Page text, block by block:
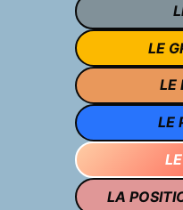
LE
LE
LE
LA